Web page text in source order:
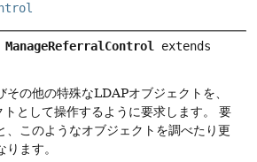
ManageReferralControl
の他の特殊なLDAPオブジェクトを、
として操作するように要求します。
要
、このようなオブジェクトを調べたり更
ます。